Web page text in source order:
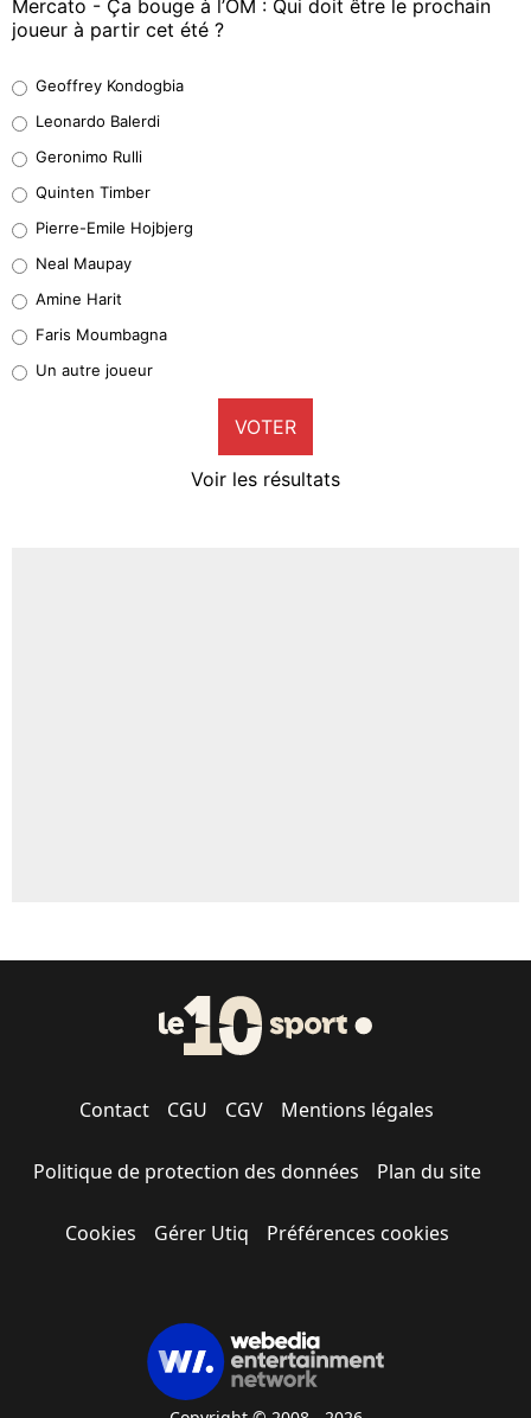
Mercato - Ça bouge à l’OM : Qui doit être le prochain
joueur à partir cet été ?
38%
32%
4%
1%
9%
Geoffrey Kondogbia
Leonardo Balerdi
Geronimo Rulli
Quinten Timber
Pierre-Emile Hojbjerg
Neal Maupay
Amine Harit
Faris Moumbagna
Un autre joueur
VOTER
Voir les résultats
Contact CGU CGV Mentions légales
Politique de protection des données Plan du site
Cookies Gérer Utiq Préférences cookies